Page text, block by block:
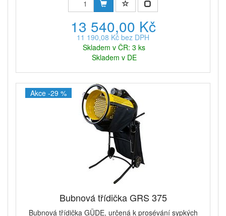
13 540,00 Kč
11 190,08 Kč bez DPH
Skladem v ČR: 3 ks
Skladem v DE
Akce -29 %
Bubnová třídička GRS 375
Bubnová třídička GÜDE, určená k prosévání sypkých